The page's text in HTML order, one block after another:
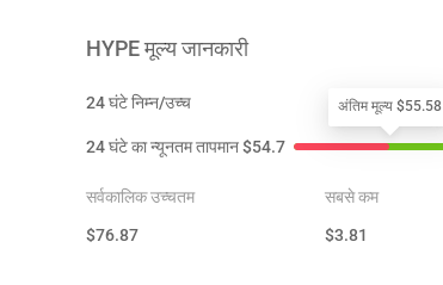
HYPEमूल्य जानकारी
24 घंटे निम्न/उच्च
24 घंटे का न्यूनतम तापमान$54.7
अंतिम मूल्य $55.58
सर्वकालिक उच्चतम
$76.87
सबसे कम
$3.81